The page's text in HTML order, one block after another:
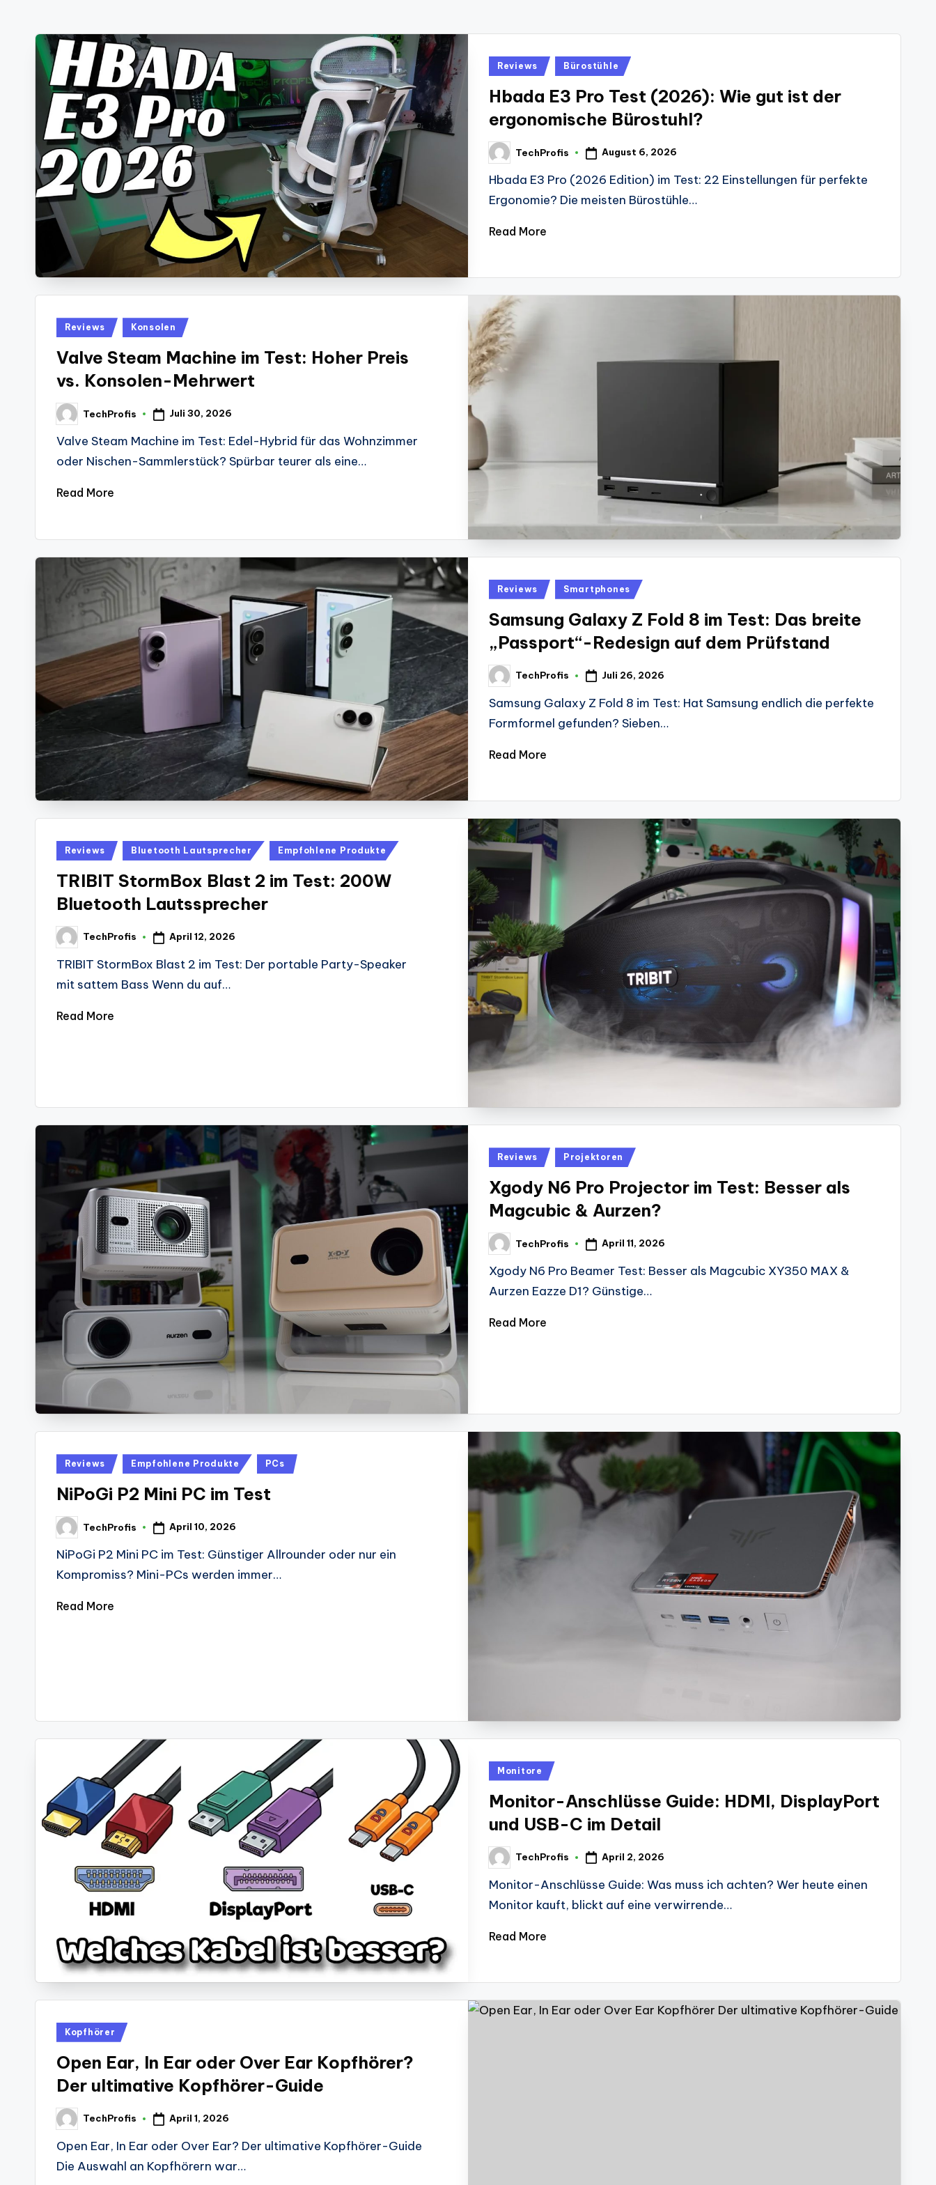
und
mehr.
Posted
Reviews Bürostühle
Hbada E3 Pro Test (2026): Wie gut ist der
ergonomische Bürostuhl?
Posted
by
TechProfis August 6, 2026
Hbada E3 Pro (2026 Edition) im Test: 22 Einstellungen für perfekte
Ergonomie? Die meisten Bürostühle…
Read More
Posted
Reviews Konsolen
Valve Steam Machine im Test: Hoher Preis
vs. Konsolen-Mehrwert
Posted
by
TechProfis Juli 30, 2026
Valve Steam Machine im Test: Edel-Hybrid für das Wohnzimmer
oder Nischen-Sammlerstück? Spürbar teurer als eine…
Read More
Posted
Reviews Smartphones
Samsung Galaxy Z Fold 8 im Test: Das breite
„Passport“-Redesign auf dem Prüfstand
Posted
by
TechProfis Juli 26, 2026
Samsung Galaxy Z Fold 8 im Test: Hat Samsung endlich die perfekte
Formformel gefunden? Sieben…
Read More
Posted
Reviews Bluetooth Lautsprecher Empfohlene Produkte
TRIBIT StormBox Blast 2 im Test: 200W
Bluetooth Lautssprecher
Posted
by
TechProfis April 12, 2026
TRIBIT StormBox Blast 2 im Test: Der portable Party-Speaker
mit sattem Bass Wenn du auf…
Read More
Posted
Reviews Projektoren
Xgody N6 Pro Projector im Test: Besser als
Magcubic & Aurzen?
Posted
by
TechProfis April 11, 2026
Xgody N6 Pro Beamer Test: Besser als Magcubic XY350 MAX &
Aurzen Eazze D1? Günstige…
Read More
Posted
Reviews Empfohlene Produkte PCs
NiPoGi P2 Mini PC im Test
Posted
by
TechProfis April 10, 2026
NiPoGi P2 Mini PC im Test: Günstiger Allrounder oder nur ein
Kompromiss? Mini-PCs werden immer…
Read More
Posted
Monitore
Monitor-Anschlüsse Guide: HDMI, DisplayPort
und USB-C im Detail
Posted
by
TechProfis April 2, 2026
Monitor-Anschlüsse Guide: Was muss ich achten? Wer heute einen
Monitor kauft, blickt auf eine verwirrende…
Read More
Posted
Kopfhörer
Open Ear, In Ear oder Over Ear Kopfhörer?
Der ultimative Kopfhörer-Guide
Posted
by
TechProfis April 1, 2026
Open Ear, In Ear oder Over Ear? Der ultimative Kopfhörer-Guide
Die Auswahl an Kopfhörern war…